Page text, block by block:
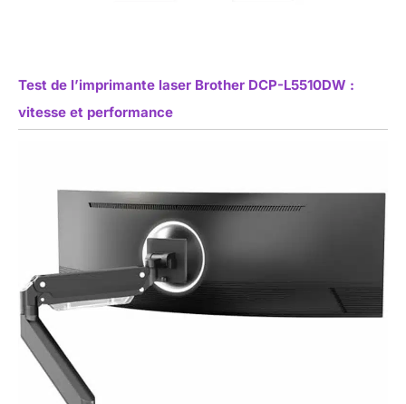
Test de l’imprimante laser Brother DCP-L5510DW :
vitesse et performance